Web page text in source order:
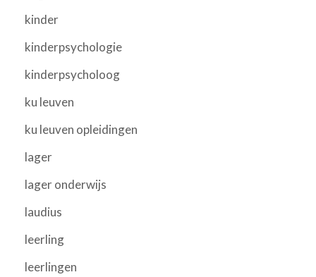
kinder
kinderpsychologie
kinderpsycholoog
ku leuven
ku leuven opleidingen
lager
lager onderwijs
laudius
leerling
leerlingen